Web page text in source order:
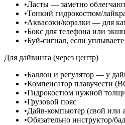
•Ласты — заметно
•Тонкий гидрокостюм/
•Аквасоки/коралки — для
•Бокс для телефона или
•Буй-сигнал, если уплываете
Для дайвинга (через центр)
•Баллон и регулятор — у
•Компенсатор плавучести
•Гидрокостюм нужной
•Грузовой пояс
•Дайв-компьютер (свой или
•Обязательно инструктор/